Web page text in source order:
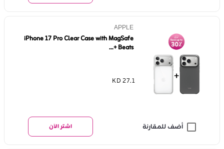
APPLE
iPhone 17 Pro Clear Case with MagSafe
+ Beats...
KD 27.1
أضف للمقارنة اشتر الآن